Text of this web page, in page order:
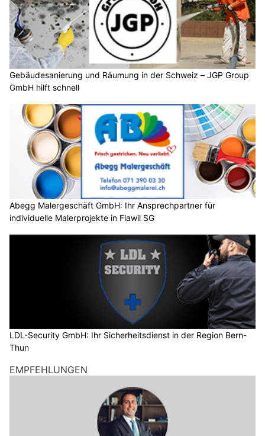
Gebäudesanierung und Räumung in der Schweiz – JGP Group
GmbH hilft schnell
Abegg Malergeschäft GmbH: Ihr Ansprechpartner für
individuelle Malerprojekte in Flawil SG
LDL-Security GmbH: Ihr Sicherheitsdienst in der Region Bern-
Thun
EMPFEHLUNGEN